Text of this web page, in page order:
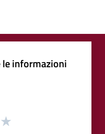
le informazioni